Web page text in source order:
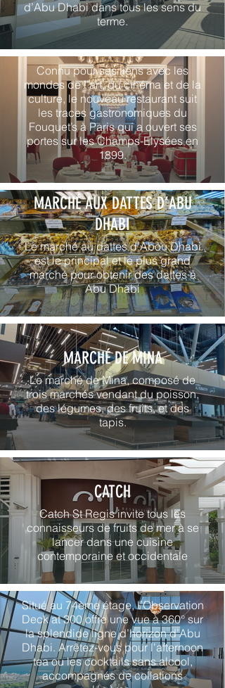
d’Abu Dhabi dans tous les sens du
terme.
FOUQUET'S
Connu pour ses liens avec les
mondes de l’art, du cinéma et de la
culture, le nouveau restaurant suit
les traces gastronomiques du
Fouquet’s à Paris qui a ouvert ses
portes sur les Champs-Elysées en
1899.
MARCHÉ AUX DATTES D’ABU
DHABI
Le marché au dattes d'Abou Dhabi
est le principal et le plus grand
marché pour obtenir des dattes à
Abu Dhabi
MARCHÉ DE MINA
Le marché de Mina, composé de
trois marchés vendant du poisson,
des légumes, des fruits, et des
tapis.
CATCH
Catch St Regis invite tous les
connaisseurs de fruits de mer à se
lancer dans une cuisine
contemporaine et occidentale
OBSERVATION DECK @300
Situé au 74ème étage, l’Observation
Deck at 300 offre une vue à 360° sur
la splendide ligne d’horizon d’Abu
Dhabi. Arrêtez-vous pour l'afternoon
tea ou les cocktails sans alcool,
accompagnés de collations